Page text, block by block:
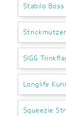
Stabilo
SIGG
Longlife
Squeezie